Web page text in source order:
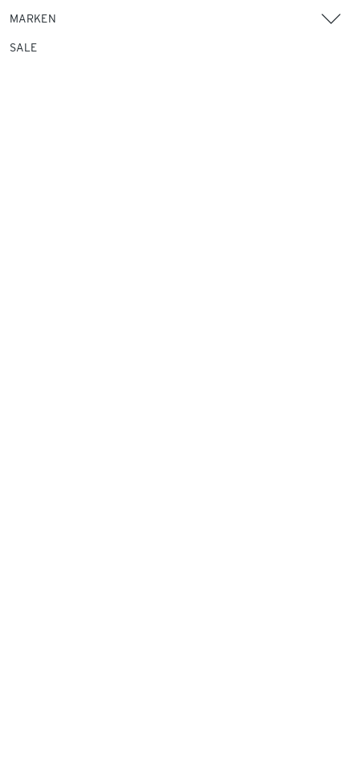
MARKEN
SALE